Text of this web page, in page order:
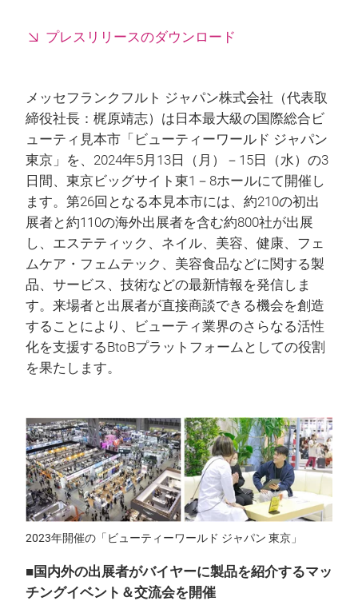
プレスリリースのダウンロード
メッセフランクフルト ジャパン株式会社（代表取
締役社長：梶原靖志）は日本最大級の国際総合ビ
ューティ見本市「ビューティーワールド ジャパン
東京」を、2024年5月13日（月）－15日（水）の3
日間、東京ビッグサイト東1－8ホールにて開催し
ます。第26回となる本見本市には、約210の初出
展者と約110の海外出展者を含む約800社が出展
し、エステティック、ネイル、美容、健康、フェ
ムケア・フェムテック、美容食品などに関する製
品、サービス、技術などの最新情報を発信しま
す。来場者と出展者が直接商談できる機会を創造
することにより、ビューティ業界のさらなる活性
化を支援するBtoBプラットフォームとしての役割
を果たします。
2023年開催の「ビューティーワールド ジャパン 東京」
■国内外の出展者がバイヤーに製品を紹介するマッ
チングイベント＆交流会を開催